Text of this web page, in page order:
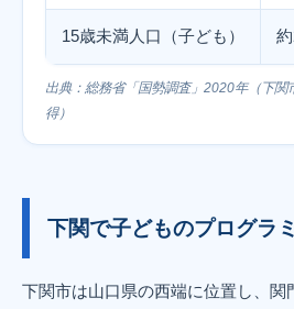
15歳未満人口（子ども）
出典：総務省「国勢調査」2020年（下
得）
下関で子どものプログラ
下関市は山口県の西端に位置し、関